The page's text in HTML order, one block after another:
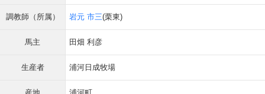
調教師（所属） 岩元 市三(栗東)
馬主 田畑 利彦
生産者 浦河日成牧場